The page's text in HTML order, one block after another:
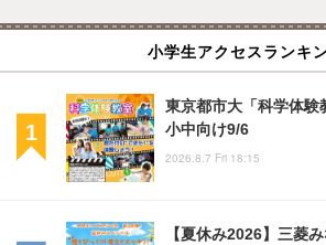
小学生アクセスランキ
東京都市大「科学体験
小中向け9/6
2026.8.7 Fri 18:15
【夏休み2026】三菱